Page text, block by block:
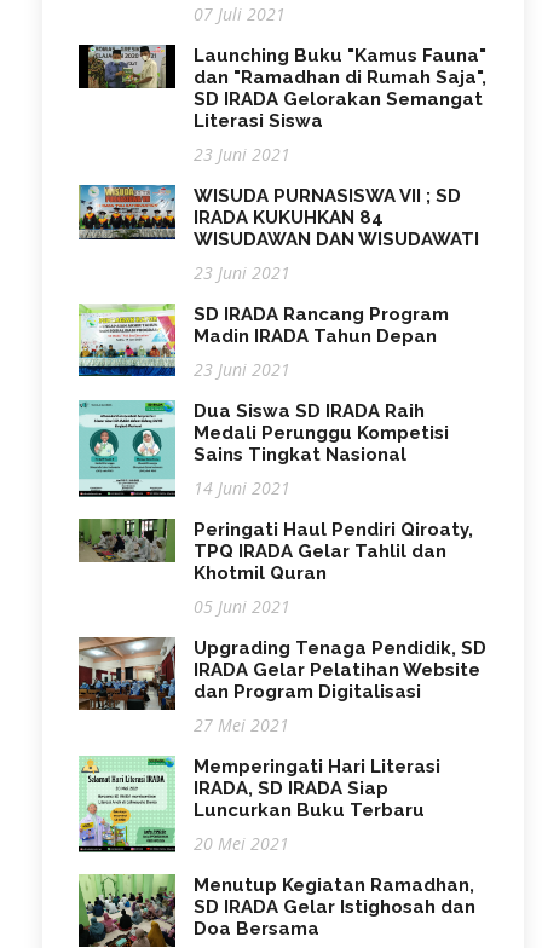
07 Juli 2021
Launching Buku "Kamus Fauna"
dan "Ramadhan di Rumah Saja",
SD IRADA Gelorakan Semangat
Literasi Siswa
23 Juni 2021
WISUDA PURNASISWA VII ; SD
IRADA KUKUHKAN 84
WISUDAWAN DAN WISUDAWATI
23 Juni 2021
SD IRADA Rancang Program
Madin IRADA Tahun Depan
23 Juni 2021
Dua Siswa SD IRADA Raih
Medali Perunggu Kompetisi
Sains Tingkat Nasional
14 Juni 2021
Peringati Haul Pendiri Qiroaty,
TPQ IRADA Gelar Tahlil dan
Khotmil Quran
05 Juni 2021
Upgrading Tenaga Pendidik, SD
IRADA Gelar Pelatihan Website
dan Program Digitalisasi
27 Mei 2021
Memperingati Hari Literasi
IRADA, SD IRADA Siap
Luncurkan Buku Terbaru
20 Mei 2021
Menutup Kegiatan Ramadhan,
SD IRADA Gelar Istighosah dan
Doa Bersama